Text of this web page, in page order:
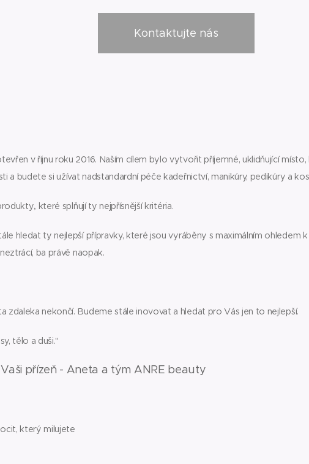
Kontaktujte nás
v říjnu roku 2016. Naším cílem bylo vytvořit příjemné, uklidňující
a budete si užívat nadstandardní péče kadeřnictví, manikúry, pedikúry a
, které splňují ty nejpřísnější kritéria.
hledat ty nejlepší přípravky, které jsou vyráběny s maximálním ohledem
ba právě naopak.
zdaleka nekončí. Budeme stále inovovat a hledat pro Vás jen to nejlepší.
tělo a duši."
přízeň - Aneta a tým ANRE beauty
který milujete